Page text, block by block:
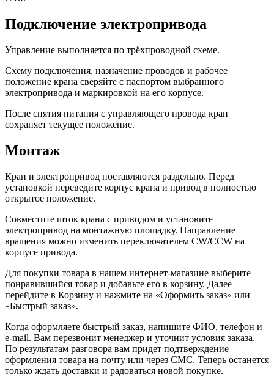
Подключение электропривода
Управление выполняется по трёхпроводной схеме.
Схему подключения, назначение проводов и рабочее
положение крана сверяйте с паспортом выбранного
электропривода и маркировкой на его корпусе.
После снятия питания с управляющего провода кран
сохраняет текущее положение.
Монтаж
Кран и электропривод поставляются раздельно. Перед
установкой переведите корпус крана и привод в полностью
открытое положение.
Совместите шток крана с приводом и установите
электропривод на монтажную площадку. Направление
вращения можно изменить переключателем CW/CCW на
корпусе привода.
Для покупки товара в нашем интернет-магазине выберите
понравившийся товар и добавьте его в корзину. Далее
перейдите в Корзину и нажмите на «Оформить заказ» или
«Быстрый заказ».
Когда оформляете быстрый заказ, напишите ФИО, телефон и
e-mail. Вам перезвонит менеджер и уточнит условия заказа.
По результатам разговора вам придет подтверждение
оформления товара на почту или через СМС. Теперь останется
только ждать доставки и радоваться новой покупке.